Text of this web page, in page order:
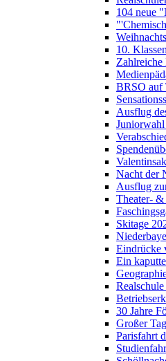
104 neue
10.
Zahlreiche
BRSO auf
Ausflug
Nacht der
Ausflug
Theater-
Skitage
Eindrücke
Ein
30 Jahre
Großer
Parisfahrt